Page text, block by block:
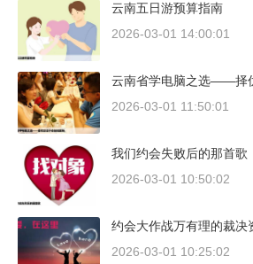
云南五日游预算指南
2026-03-01 14:00:01
云南省学电脑之选——择
2026-03-01 11:50:01
我们约会失败后的那首歌
2026-03-01 10:50:02
约会大作战万有理的裁决
2026-03-01 10:25:02